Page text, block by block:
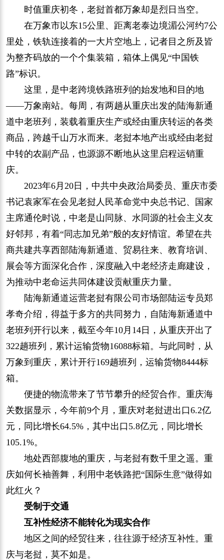
时值重庆初冬，老挝首都万象却是烈日当空。
在万象市以东15公里、距离老泰边境湄公河约7公
里处，铁轨连接着的一大片空地上，记者目之所及皆
为整齐码放的一个个集装箱，箱体上偶见“中国铁
路”标识。
这里，是中老跨境铁路班列的始发地和目的地
——万象南站。每周，有两趟从重庆出发的陆海新通
道中老班列，装载着重庆生产或经由重庆转运的各类
商品，跨越千山万水而来。老挝本地产出或经由老挝
中转的农副产品，也源源不断地从这里启程运销重
庆。
2023年6月20日，中共中央政治局委员、重庆市委
书记袁家军在会见老挝人民革命党中央总书记、国家
主席通伦时说，中老是山同脉、水同源的社会主义友
好邻邦，有着“同志加兄弟”般的友好情谊。希望在共
商共建共享西部陆海新通道、贸易往来、教育培训、
展会等方面深化合作，深度融入中老经济走廊建设，
为推动中老命运共同体建设贡献重庆力量。
陆海新通道运营老挝有限公司市场部陆运专员郑
孝奇介绍，得益于多方的共同努力，自陆海新通道中
老班列开行以来，截至今年10月14日，从重庆开出了
322趟班列，累计运输货物16088标箱。与此同时，从
万象到重庆，累计开行169趟班列，运输货物8444标
箱。
便捷的物流带来了节节攀升的经贸合作。重庆海
关数据显示，今年前9个月，重庆对老挝进出口6.2亿
元，同比增长64.5%，其中出口5.8亿元，同比增长
105.1%。
地处西部腹地的重庆，与老挝有数千里之遥。重
庆如何长袖善舞，利用中老铁路把“国际生意”做得如
此红火？
受制于交通
互补性经济不能转化为现实合作
地区之间的经贸往来，往往源于经济互补性。重
庆与老挝，莫不如是。